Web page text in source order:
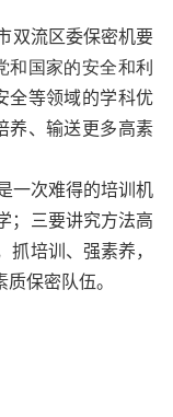
双流区委保密机要
和国家的安全和利
全等领域的学科优
养、输送更多高素
一次难得的培训机
；三要讲究方法高
培训、强素养，
保密队伍。